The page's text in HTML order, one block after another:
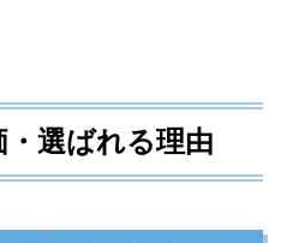
について